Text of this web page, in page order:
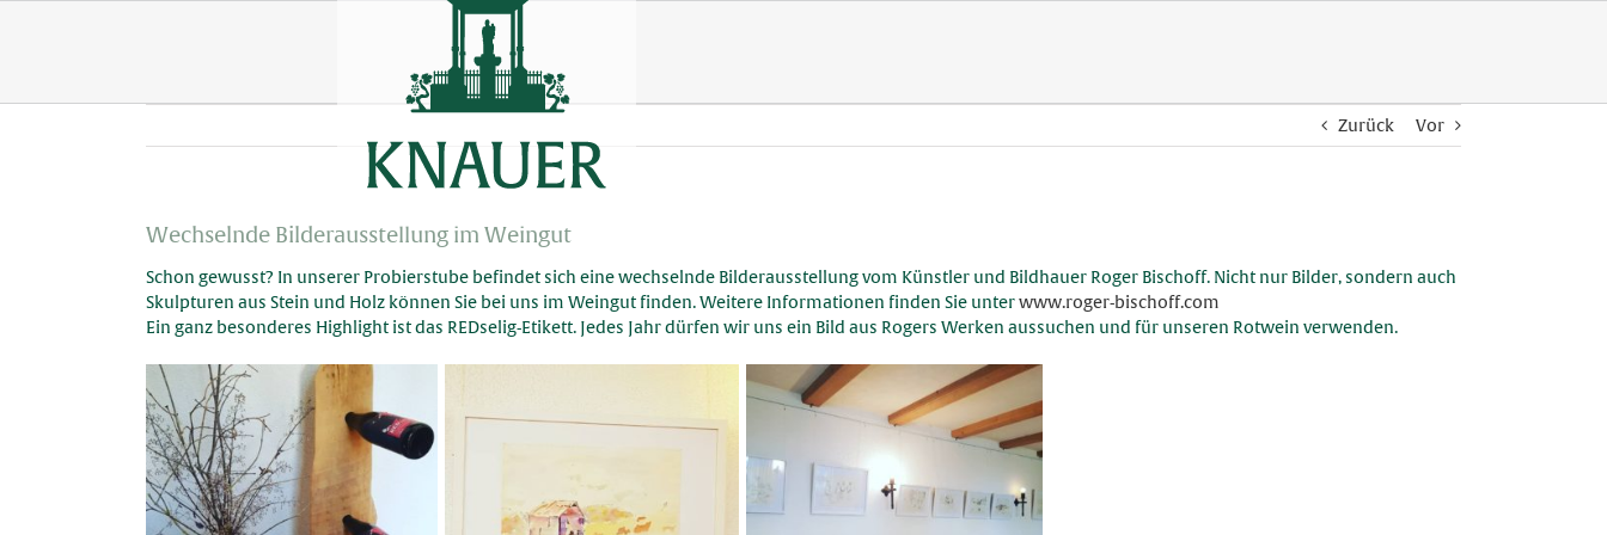
Zurück Vor
Wechselnde Bilderausstellung im Weingut
Schon gewusst? In unserer Probierstube befindet sich eine wechselnde Bilderausstellung vom Künstler und Bildhauer Roger Bischoff. Nicht nur Bilder, sondern auch
Skulpturen aus Stein und Holz können Sie bei uns im Weingut finden. Weitere Informationen finden Sie unterwww.roger-bischoff.com
Ein ganz besonderes Highlight ist das REDselig-Etikett. Jedes Jahr dürfen wir uns ein Bild aus Rogers Werken aussuchen und für unseren Rotwein verwenden.